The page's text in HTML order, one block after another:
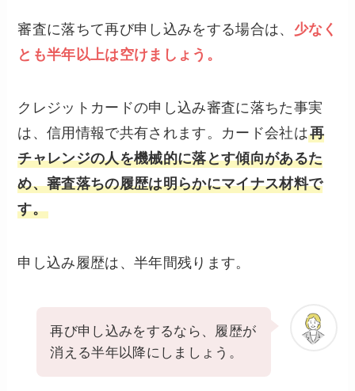
審査に落ちて再び申し込みをする場合は、 少なく
とも半年以上は空けましょう。
クレジットカードの申し込み審査に落ちた事実
は、信用情報で共有されます。カード会社は再
チャレンジの人を機械的に落とす傾向があるた
め、審査落ちの履歴は明らかにマイナス材料で
す。
申し込み履歴は、半年間残ります。
再び申し込みをするなら、履歴が
消える半年以降にしましょう。